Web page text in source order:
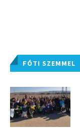
FÓTI SZEMMEL